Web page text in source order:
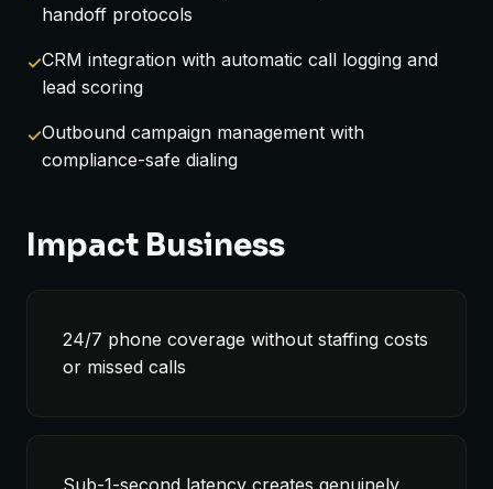
handoff protocols
CRM integration with automatic call logging and
lead scoring
Outbound campaign management with
compliance-safe dialing
Impact Business
24/7 phone coverage without staffing costs
or missed calls